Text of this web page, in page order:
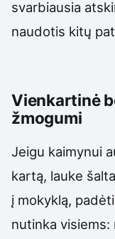
svarbiausia
naudotis kitų
Vienkartinė
žmogumi
Jeigu kaimynui
kartą, lauke
į mokyklą,
nutinka visiems: